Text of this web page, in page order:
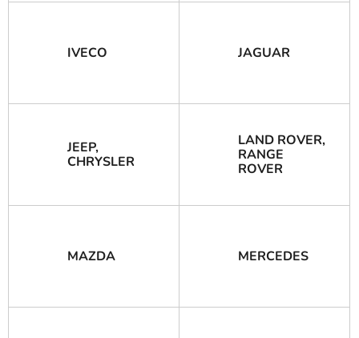
IVECO JAGUAR
JEEP,
CHRYSLER
LAND ROVER,
RANGE
ROVER
MAZDA MERCEDES